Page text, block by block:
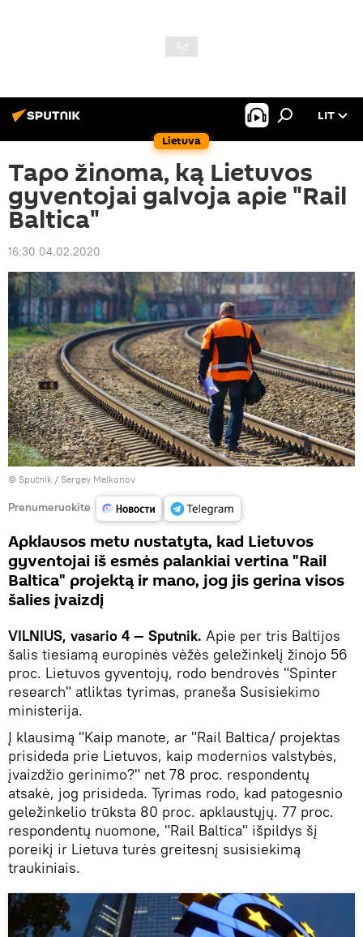
Lietuva
LIT
Tapo žinoma, ką Lietuvos
gyventojai galvoja apie "Rail
Baltica"
16:30 04.02.2020
© Sputnik / Sergey Melkonov
Prenumeruokite
Apklausos metu nustatyta, kad Lietuvos
gyventojai iš esmės palankiai vertina "Rail
Baltica" projektą ir mano, jog jis gerina visos
šalies įvaizdį
VILNIUS, vasario 4 — Sputnik. Apie per tris Baltijos
šalis tiesiamą europinės vėžės geležinkelį žinojo 56
proc. Lietuvos gyventojų, rodo bendrovės "Spinter
research" atliktas tyrimas, praneša Susisiekimo
ministerija.
Į klausimą "Kaip manote, ar "Rail Baltica/ projektas
prisideda prie Lietuvos, kaip modernios valstybės,
įvaizdžio gerinimo?" net 78 proc. respondentų
atsakė, jog prisideda. Tyrimas rodo, kad patogesnio
geležinkelio trūksta 80 proc. apklaustųjų. 77 proc.
respondentų nuomone, "Rail Baltica" išpildys šį
poreikį ir Lietuva turės greitesnį susisiekimą
traukiniais.